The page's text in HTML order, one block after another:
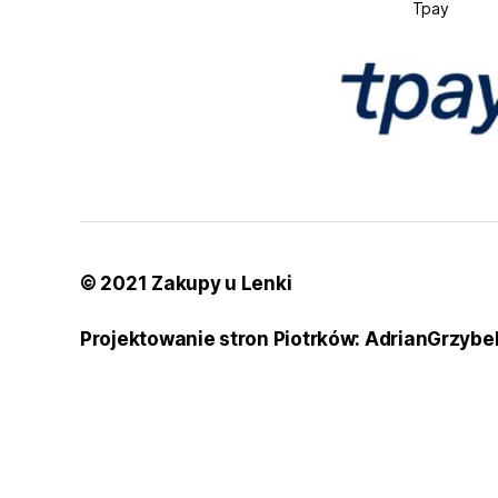
Tpay
© 2021 Zakupy u Lenki
Projektowanie stron Piotrków: